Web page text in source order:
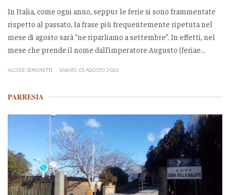
In Italia, come ogni anno, seppur le ferie si sono frammentate
rispetto al passato, la frase più frequentemente ripetuta nel
mese di agosto sarà “ne riparliamo a settembre”. In effetti, nel
mese che prende il nome dall’imperatore Augusto (feriae...
ALCIDE SIMONETTI SABATO 01 AGOSTO 2026
PARRESIA